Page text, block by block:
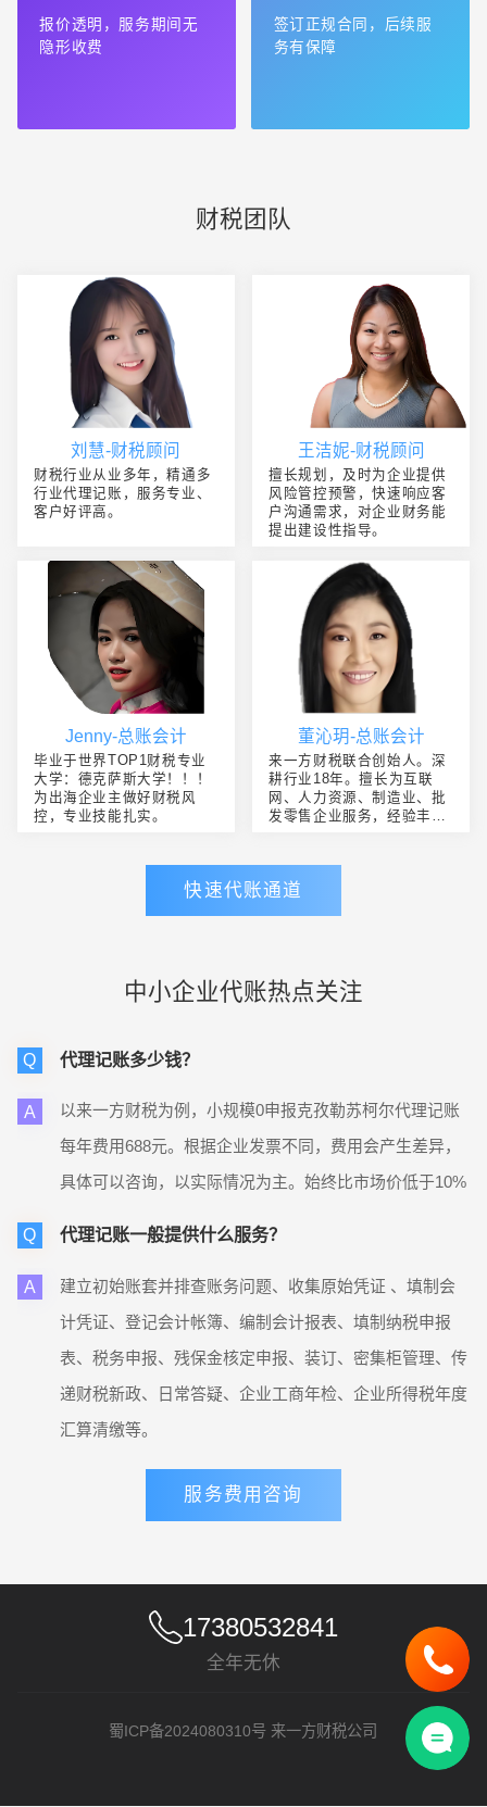
报价透明，服务期间无
隐形收费
签订正规合同，后续服
务有保障
财税团队
刘慧-财税顾问
财税行业从业多年，精通多
行业代理记账，服务专业、
客户好评高。
王洁妮-财税顾问
擅长规划，及时为企业提供
风险管控预警，快速响应客
户沟通需求，对企业财务能
提出建设性指导。
Jenny-总账会计
毕业于世界TOP1财税专业
大学：德克萨斯大学！！！
为出海企业主做好财税风
控，专业技能扎实。
董沁玥-总账会计
来一方财税联合创始人。深
耕行业18年。擅长为互联
网、人力资源、制造业、批
发零售企业服务，经验丰
快速代账通道
中小企业代账热点关注
Q 代理记账多少钱？
A
以来一方财税为例，小规模0申报克孜勒苏柯尔代理记账
每年费用688元。根据企业发票不同，费用会产生差异，
具体可以咨询，以实际情况为主。始终比市场价低于10%
Q 代理记账一般提供什么服务？
A
建立初始账套并排查账务问题、收集原始凭证 、填制会
计凭证、登记会计帐簿、编制会计报表、填制纳税申报
表、税务申报、残保金核定申报、装订、密集柜管理、传
递财税新政、日常答疑、企业工商年检、企业所得税年度
汇算清缴等。
服务费用咨询
17380532841
全年无休
蜀ICP备2024080310号 来一方财税公司